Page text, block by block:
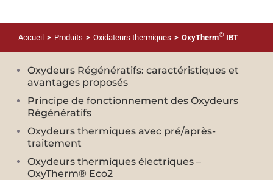
Oxydeurs Régénératifs: caractéristiques et
avantages proposés
Principe de fonctionnement des Oxydeurs
Régénératifs
Oxydeurs thermiques avec pré/après-
traitement
Oxydeurs thermiques électriques –
OxyTherm® Eco2
Accueil > Produits > Oxidateurs thermiques > OxyTherm® IBT